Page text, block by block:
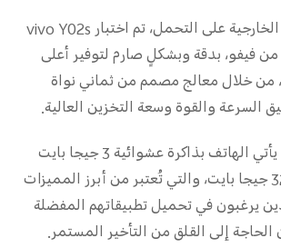
واستكمالاً لقدرته الخارجية على التحمل، تم اختبار vivo Y02s
فيفو، بدقة وبشكلٍ صارم لتوفير أعلى
من خلال معالج مصمم من ثماني نواة
بالإضافة إلى ذلك، يأتي الهاتف بذاكرة عشوائية 3 جيجا بايت
رام وسعة تخزين 32 جيجا بايت، والتي تُعتبر من أبرز المميزات
يرغبون في تحميل تطبيقاتهم المفضلة
إلى القلق من التأخير المستمر.